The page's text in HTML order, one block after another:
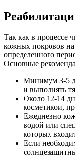
Так как в процессе
кожных покровов
определенного
Основные
Минимум 3-5
и выполнять
Около 12-14
косметикой,
Ежедневно
водой или
которых
Если